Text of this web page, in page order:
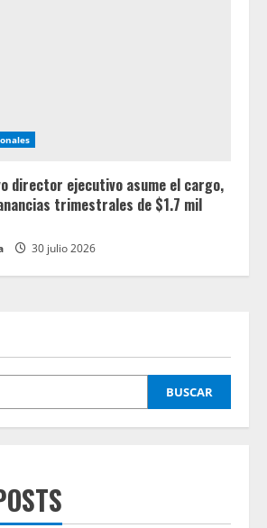
director ejecutivo asume el cargo,
trimestrales de $1.7 mil
30 julio 2026
BUSCAR